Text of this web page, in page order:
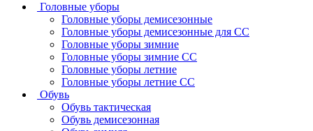
Головные уборы
Головные уборы демисезонные
Головные уборы демисезонные для СС
Головные уборы зимние
Головные уборы зимние СС
Головные уборы летние
Головные уборы летние СС
Обувь
Обувь тактическая
Обувь демисезонная